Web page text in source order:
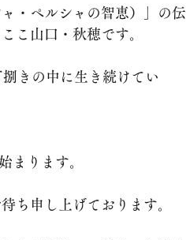
・ペルシャの智恵）」の伝
こ山口・秋穂です。
きの中に生き続けてい
まります。
ち申し上げております。